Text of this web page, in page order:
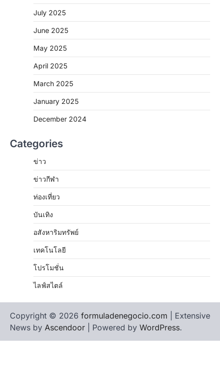
July 2025
June 2025
May 2025
April 2025
March 2025
January 2025
December 2024
Categories
ข่าว
ข่าวกีฬา
ท่องเที่ยว
บันเทิง
อสังหาริมทรัพย์
เทคโนโลยี
โปรโมชั่น
ไลฟ์สไตล์
Copyright © 2026 formuladenegocio.com | Extensive
News by Ascendoor | Powered by WordPress.